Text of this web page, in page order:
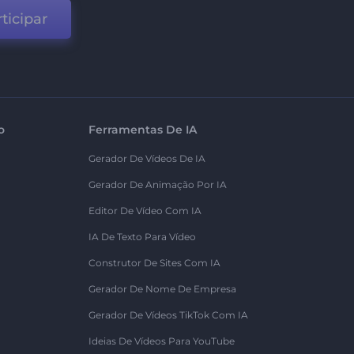
Ferramentas De IA
Gerador De Vídeos De IA
Gerador De Animação Por IA
Editor De Vídeo Com IA
IA De Texto Para Vídeo
Construtor De Sites Com IA
Gerador De Nome De Empresa
Gerador De Vídeos TikTok Com IA
Ideias De Vídeos Para YouTube